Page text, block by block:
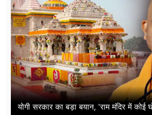
योगी सरकार का बड़ा बयान, 'राम मंदिर में कोई